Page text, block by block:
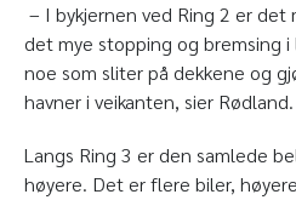
– I bykjernen ved Ring 2 er
det mye stopping og bremsing i
noe som sliter på dekkene og
havner i veikanten, sier Rødland.
Langs Ring 3 er den samlede
høyere. Det er flere biler,